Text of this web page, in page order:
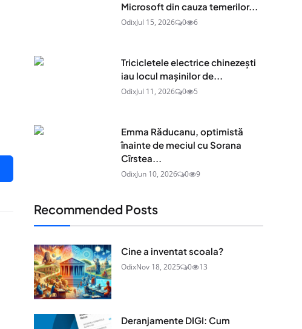
Microsoft din cauza temerilor...
OdixJul 15, 2026 0 6
Tricicletele electrice chinezești
iau locul mașinilor de...
OdixJul 11, 2026 0 5
Emma Răducanu, optimistă
înainte de meciul cu Sorana
Cîrstea...
OdixJun 10, 2026 0 9
Recommended Posts
Cine a inventat scoala?
OdixNov 18, 2025 0 13
Deranjamente DIGI: Cum